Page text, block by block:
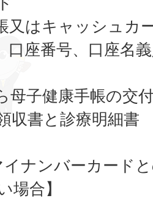
又はキャッシュカ
口座番号、口座名
母子健康手帳の交
収書と診療明細書
イナンバーカード
合】